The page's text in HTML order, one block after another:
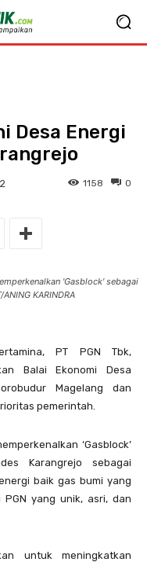
Desa Energi
0
1158
'Gasblock' sebagai
KARINDRA
PT PGN Tbk,
Balai Ekonomi Desa
Magelang dan
pemerintah.
‘Gasblock’
Karangrejo sebagai
baik gas bumi yang
yang unik, asri, dan
untuk meningkatkan